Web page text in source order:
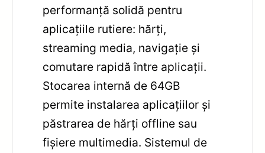
performanță solidă pentru
aplicațiile rutiere: hărți,
streaming media, navigație și
comutare rapidă între aplicații.
Stocarea internă de 64GB
permite instalarea aplicațiilor și
păstrarea de hărți offline sau
fișiere multimedia. Sistemul de